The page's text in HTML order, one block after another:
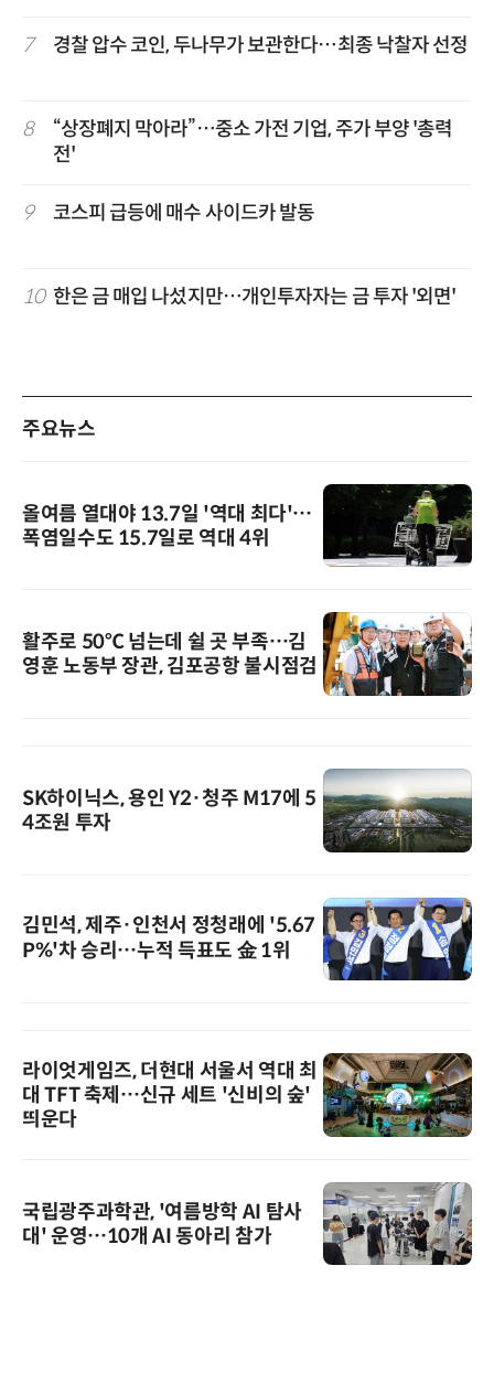
7 경찰 압수 코인, 두나무가 보관한다…최종 낙찰자 선정
8
“상장폐지 막아라”…중소 가전 기업, 주가 부양 '총력
전'
9 코스피 급등에 매수 사이드카 발동
10 한은 금 매입 나섰지만…개인투자자는 금 투자 '외면'
주요뉴스
올여름 열대야 13.7일 '역대 최다'…
폭염일수도 15.7일로 역대 4위
활주로 50℃ 넘는데 쉴 곳 부족…김
영훈 노동부 장관, 김포공항 불시점검
SK하이닉스, 용인 Y2·청주 M17에 5
4조원 투자
김민석, 제주·인천서 정청래에 '5.67
P%'차 승리…누적 득표도 金 1위
라이엇게임즈, 더현대 서울서 역대 최
대 TFT 축제…신규 세트 '신비의 숲'
띄운다
국립광주과학관, '여름방학 AI 탐사
대' 운영…10개 AI 동아리 참가